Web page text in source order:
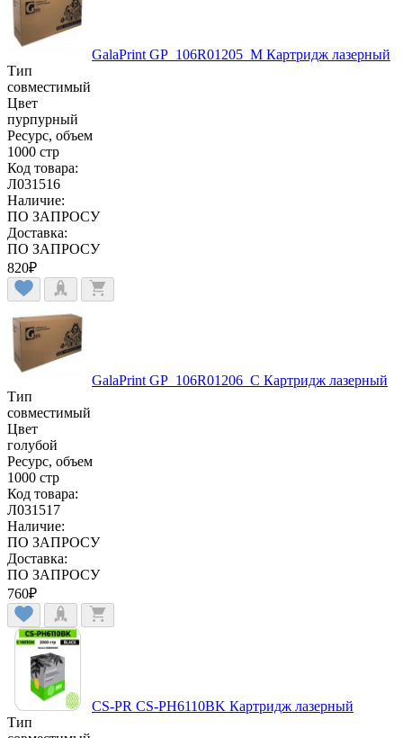
GalaPrint GP_106R01205_M Картридж лазерный
Тип
совместимый
Цвет
пурпурный
Ресурс, объем
1000 стр
Код товара:
Л031516
Наличие:
ПО ЗАПРОСУ
Доставка:
ПО ЗАПРОСУ
820₽
GalaPrint GP_106R01206_C Картридж лазерный
Тип
совместимый
Цвет
голубой
Ресурс, объем
1000 стр
Код товара:
Л031517
Наличие:
ПО ЗАПРОСУ
Доставка:
ПО ЗАПРОСУ
760₽
CS-PR CS-PH6110BK Картридж лазерный
Тип